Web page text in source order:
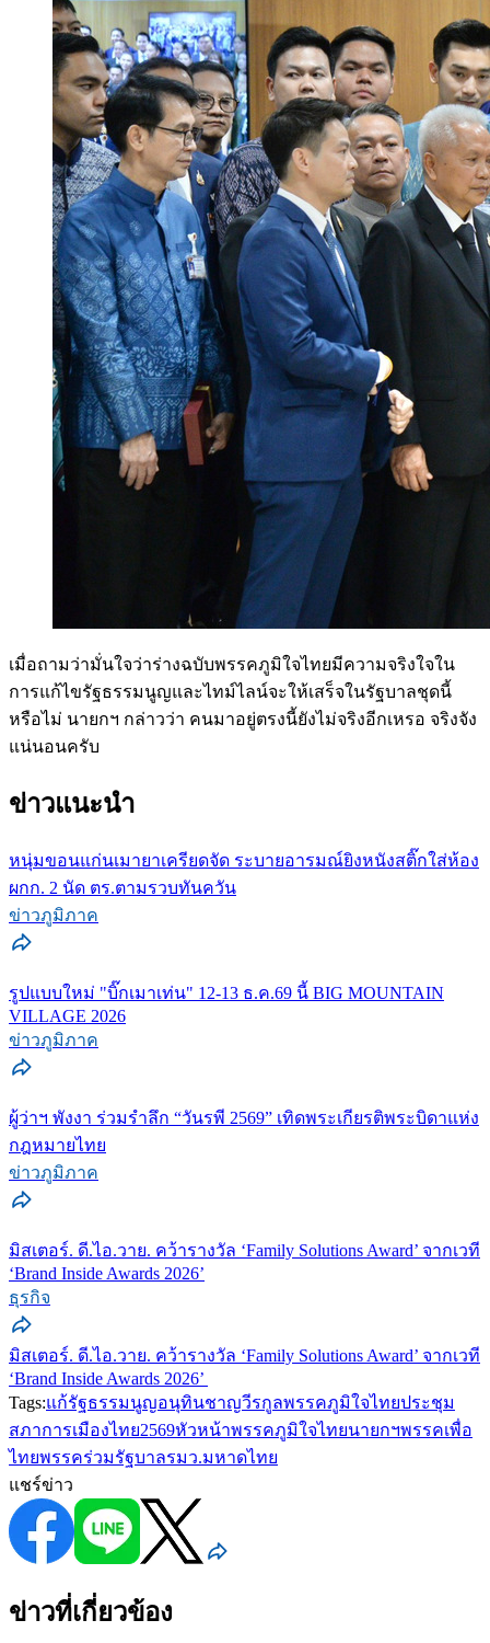
เมื่อถามว่ามั่นใจว่าร่างฉบับพรรคภูมิใจไทยมีความจริงใจใน
การแก้ไขรัฐธรรมนูญและไทม์ไลน์จะให้เสร็จในรัฐบาลชุดนี้
หรือไม่ นายกฯ กล่าวว่า คนมาอยู่ตรงนี้ยังไม่จริงอีกเหรอ จริงจัง
แน่นอนครับ
ข่าวแนะนำ
หนุ่มขอนแก่นเมายาเครียดจัด ระบายอารมณ์ยิงหนังสติ๊กใส่ห้อง
ผกก. 2 นัด ตร.ตามรวบทันควัน
ข่าวภูมิภาค
รูปแบบใหม่ "บิ๊กเมาเท่น" 12-13 ธ.ค.69 นี้ BIG MOUNTAIN
VILLAGE 2026
ข่าวภูมิภาค
ผู้ว่าฯ พังงา ร่วมรำลึก “วันรพี 2569” เทิดพระเกียรติพระบิดาแห่ง
กฎหมายไทย
ข่าวภูมิภาค
มิสเตอร์. ดี.ไอ.วาย. คว้ารางวัล ‘Family Solutions Award’ จากเวที
‘Brand Inside Awards 2026’
ธุรกิจ
มิสเตอร์. ดี.ไอ.วาย. คว้ารางวัล ‘Family Solutions Award’ จากเวที
‘Brand Inside Awards 2026’
Tags:แก้รัฐธรรมนูญอนุทินชาญวีรกูลพรรคภูมิใจไทยประชุม
สภาการเมืองไทย2569หัวหน้าพรรคภูมิใจไทยนายกฯพรรคเพื่อ
ไทยพรรคร่วมรัฐบาลรมว.มหาดไทย
แชร์ข่าว
ข่าวที่เกี่ยวข้อง